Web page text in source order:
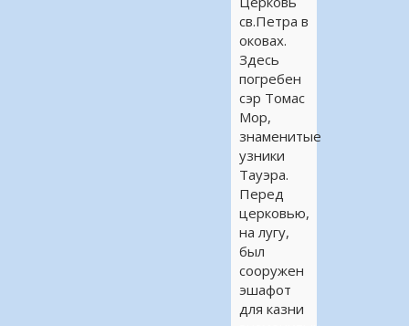
св.Петра в
оковах.
Здесь
погребен
сэр Томас
Мор,
знаменитые
узники
Тауэра.
Перед
церковью,
на лугу,
был
сооружен
эшафот
для казни